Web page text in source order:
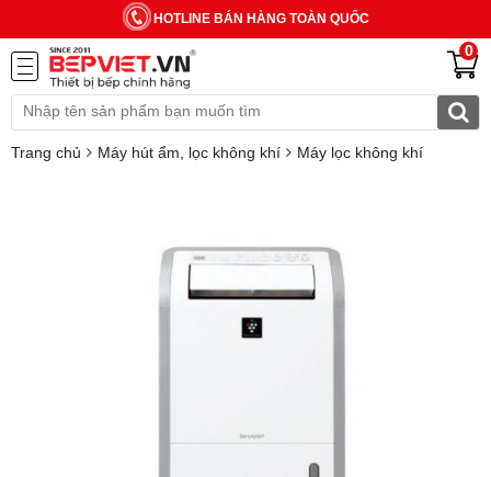
HOTLINE BÁN HÀNG TOÀN QUỐC
0
Trang chủ Máy hút ẩm, lọc không khí Máy lọc không khí